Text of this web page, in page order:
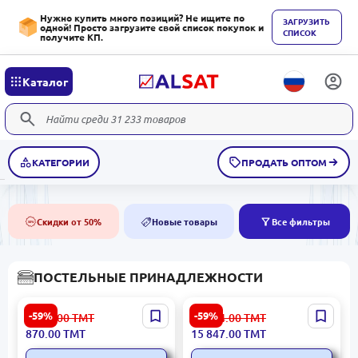
Нужно купить много позиций? Не ищите по
одной! Просто загрузите свой список покупок и
получите КП.
ЗАГРУЗИТЬ
СПИСОК
Каталог
КАТЕГОРИИ ПРОДАТЬ ОПТОМ
50% Скидки от 50% NEW Новые товары Все фильтры
ПОСТЕЛЬНЫЕ ПРИНАДЛЕЖНОСТИ
-59%
RESTFUL 3300000732 |
Наматрасник 160x200см
Водонепроницаемый
2 152.00ТМТ
870.00ТМТ
-59%
Honeycomb 3300002460 |
Матрас 180x200 см
Комфорт
39 224.00ТМТ
15 847.00ТМТ